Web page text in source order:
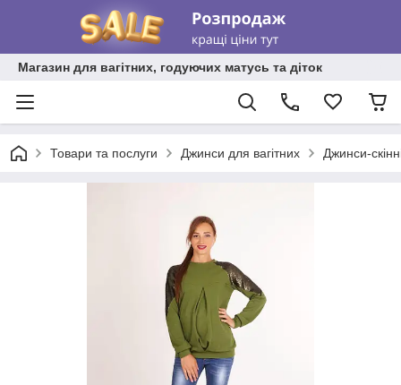
Магазин для вагітних, годуючих матусь та діток
Товари та послуги Джинси для вагітних Джинси-